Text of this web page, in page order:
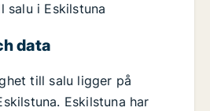
salu i Eskilstuna
data
till salu ligger på
Eskilstuna har